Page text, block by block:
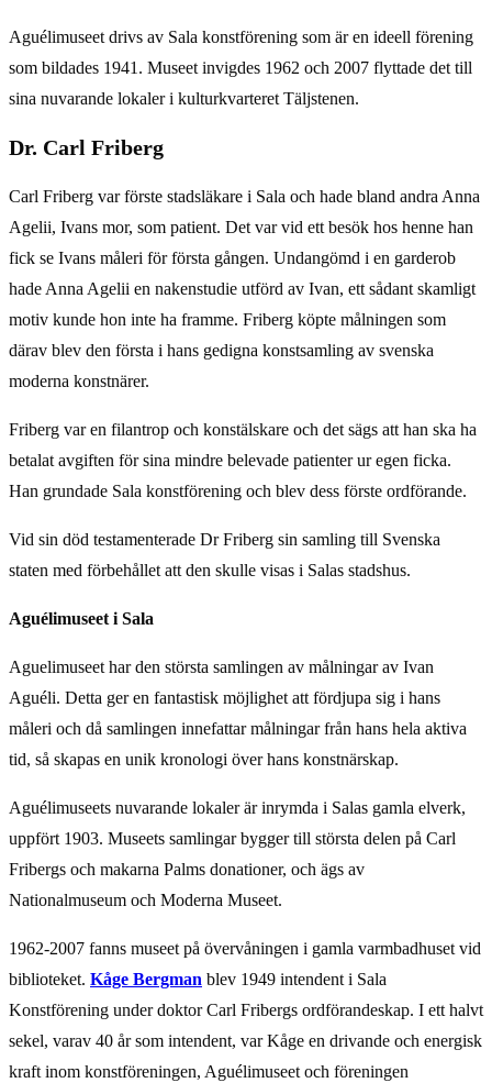
Aguélimuseet drivs av Sala konstförening som är en ideell förening
som bildades 1941. Museet invigdes 1962 och 2007 flyttade det till
sina nuvarande lokaler i kulturkvarteret Täljstenen.
Dr. Carl Friberg
Carl Friberg var förste stadsläkare i Sala och hade bland andra Anna
Agelii, Ivans mor, som patient. Det var vid ett besök hos henne han
fick se Ivans måleri för första gången. Undangömd i en garderob
hade Anna Agelii en nakenstudie utförd av Ivan, ett sådant skamligt
motiv kunde hon inte ha framme. Friberg köpte målningen som
därav blev den första i hans gedigna konstsamling av svenska
moderna konstnärer.
Friberg var en filantrop och konstälskare och det sägs att han ska ha
betalat avgiften för sina mindre belevade patienter ur egen ficka.
Han grundade Sala konstförening och blev dess förste ordförande.
Vid sin död testamenterade Dr Friberg sin samling till Svenska
staten med förbehållet att den skulle visas i Salas stadshus.
Aguélimuseet i Sala
Aguelimuseet har den största samlingen av målningar av Ivan
Aguéli. Detta ger en fantastisk möjlighet att fördjupa sig i hans
måleri och då samlingen innefattar målningar från hans hela aktiva
tid, så skapas en unik kronologi över hans konstnärskap.
Aguélimuseets nuvarande lokaler är inrymda i Salas gamla elverk,
uppfört 1903. Museets samlingar bygger till största delen på Carl
Fribergs och makarna Palms donationer, och ägs av
Nationalmuseum och Moderna Museet.
1962-2007 fanns museet på övervåningen i gamla varmbad­huset vid
biblio­teket. Kåge Bergman blev 1949 intendent i Sala
Konstförening under doktor Carl Fribergs ordförandeskap. I ett halvt
sekel, varav 40 år som intendent, var Kåge en drivande och energisk
kraft inom konstföreningen, Aguélimuseet och föreningen